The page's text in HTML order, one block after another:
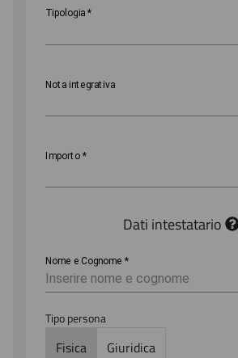
Tipologia*
Nota integrativa
Importo*
Dati intestatario
Nome e Cognome *
Tipo persona
Fisica Giuridica